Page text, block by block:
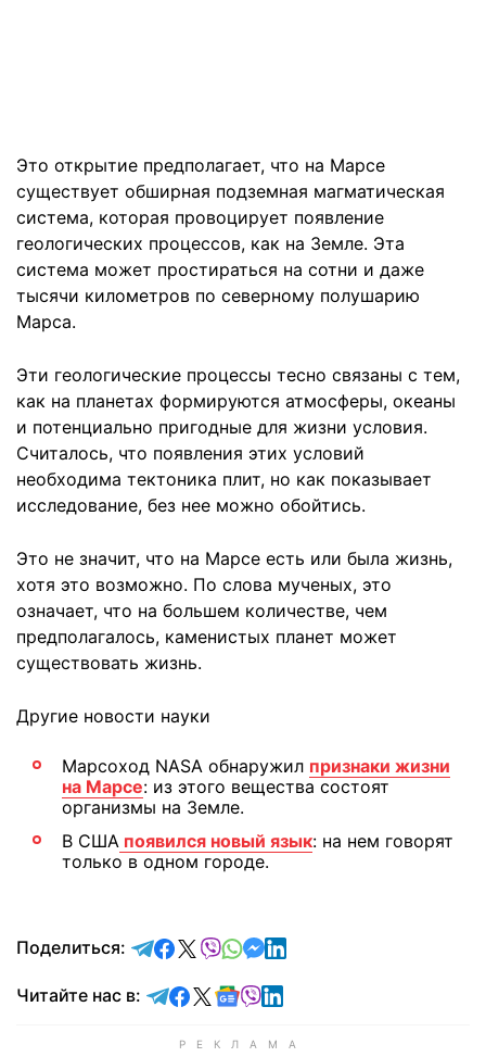
Это открытие предполагает, что на Марсе
существует обширная подземная магматическая
система, которая провоцирует появление
геологических процессов, как на Земле. Эта
система может простираться на сотни и даже
тысячи километров по северному полушарию
Марса.
Эти геологические процессы тесно связаны с тем,
как на планетах формируются атмосферы, океаны
и потенциально пригодные для жизни условия.
Считалось, что появления этих условий
необходима тектоника плит, но как показывает
исследование, без нее можно обойтись.
Это не значит, что на Марсе есть или была жизнь,
хотя это возможно. По слова мученых, это
означает, что на большем количестве, чем
предполагалось, каменистых планет может
существовать жизнь.
Другие новости науки
Марсоход NASA обнаружил признаки жизни
на Марсе: из этого вещества состоят
организмы на Земле.
В США появился новый язык: на нем говорят
только в одном городе.
Поделиться: отправить в Telegram
поделиться в Facebook
поделиться в X
отправить в Viber
отправить в Whatsapp
отправить в Messenger
отправить в LinkedIn
Читайте нас в: Читайте в Telegram
Читайте в Facebook
Читайте в X
Читайте в Google news
Читайте в Viber
Читайте в LinkedIn